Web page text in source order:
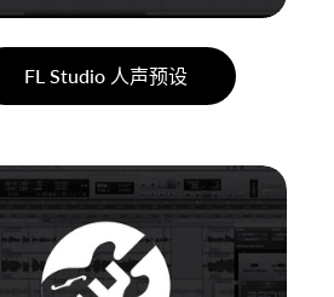
FL Studio 人声预设